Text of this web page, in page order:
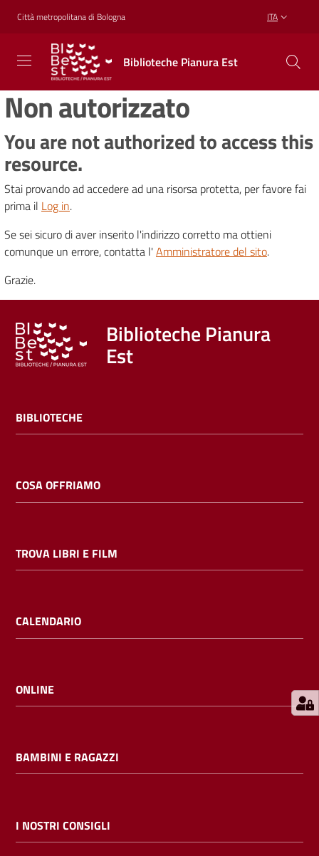
Vai al contenuto
Vai alla navigazione
Vai al footer
Città metropolitana di Bologna ITA
Biblioteche Pianura Est
Biblioteche
Pianura
Est
CONOSCERE,
CREARE,
Biblioteche
Cosa
offriamo
Trova
libri
e
film
Calendario
i
cataloghi
Non autorizzato
You are not authorized to access this
resource.
Stai provando ad accedere ad una risorsa protetta, per favore fai
prima il Log in.
Se sei sicuro di aver inserito l'indirizzo corretto ma ottieni
comunque un errore, contatta l' Amministratore del sito.
Grazie.
Biblioteche Pianura
Est
BIBLIOTECHE
COSA OFFRIAMO
TROVA LIBRI E FILM
CALENDARIO
ONLINE
BAMBINI E RAGAZZI
I NOSTRI CONSIGLI